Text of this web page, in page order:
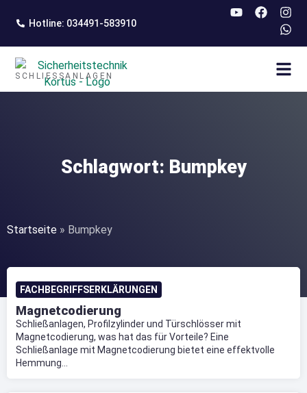
springen
Hotline: 034491-583910
SCHLIESSANLAGEN
Schlagwort: Bumpkey
Startseite » Bumpkey
FACHBEGRIFFSERKLÄRUNGEN
Magnetcodierung
Schließanlagen, Profilzylinder und Türschlösser mit
Magnetcodierung, was hat das für Vorteile? Eine
Schließanlage mit Magnetcodierung bietet eine effektvolle
Hemmung...